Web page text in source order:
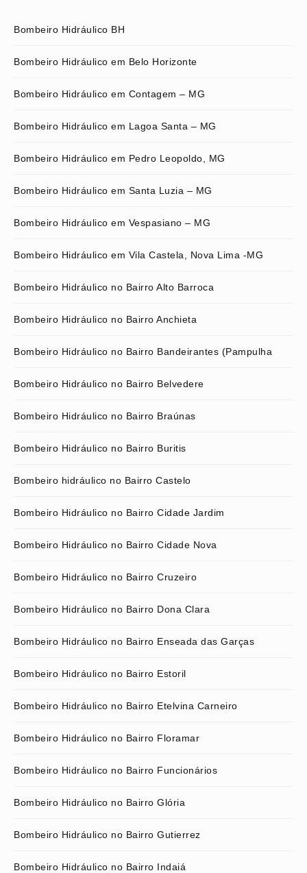
Bombeiro Hidráulico BH
Bombeiro Hidráulico em Belo Horizonte
Bombeiro Hidráulico em Contagem – MG
Bombeiro Hidráulico em Lagoa Santa – MG
Bombeiro Hidráulico em Pedro Leopoldo, MG
Bombeiro Hidráulico em Santa Luzia – MG
Bombeiro Hidráulico em Vespasiano – MG
Bombeiro Hidráulico em Vila Castela, Nova Lima -MG
Bombeiro Hidráulico no Bairro Alto Barroca
Bombeiro Hidráulico no Bairro Anchieta
Bombeiro Hidráulico no Bairro Bandeirantes (Pampulha
Bombeiro Hidráulico no Bairro Belvedere
Bombeiro Hidráulico no Bairro Braúnas
Bombeiro Hidráulico no Bairro Buritis
Bombeiro hidráulico no Bairro Castelo
Bombeiro Hidráulico no Bairro Cidade Jardim
Bombeiro Hidráulico no Bairro Cidade Nova
Bombeiro Hidráulico no Bairro Cruzeiro
Bombeiro Hidráulico no Bairro Dona Clara
Bombeiro Hidráulico no Bairro Enseada das Garças
Bombeiro Hidráulico no Bairro Estoril
Bombeiro Hidráulico no Bairro Etelvina Carneiro
Bombeiro Hidráulico no Bairro Floramar
Bombeiro Hidráulico no Bairro Funcionários
Bombeiro Hidráulico no Bairro Glória
Bombeiro Hidráulico no Bairro Gutierrez
Bombeiro Hidráulico no Bairro Indaiá